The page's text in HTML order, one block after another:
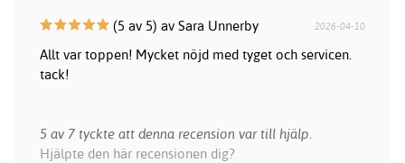
(5 av 5) av Sara Unnerby 2026-04-10
Allt var toppen! Mycket nöjd med tyget och servicen.
tack!
5 av 7 tyckte att denna recension var till hjälp.
Hjälpte den här recensionen dig?